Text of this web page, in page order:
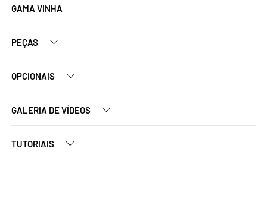
GAMA VINHA
PEÇAS
OPCIONAIS
GALERIA DE VÍDEOS
TUTORIAIS